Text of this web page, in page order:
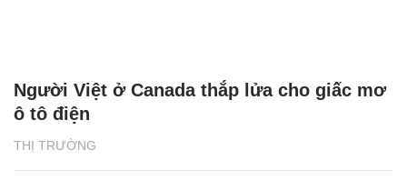
THỊ TRƯỜNG
Người Việt ở Canada thắp lửa cho giấc mơ
ô tô điện